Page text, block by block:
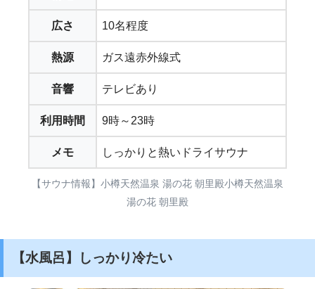
広さ 10名程度
熱源 ガス遠赤外線式
音響 テレビあり
利用時間 9時～23時
メモ しっかりと熱いドライサウナ
【サウナ情報】小樽天然温泉 湯の花 朝里殿小樽天然温泉
湯の花 朝里殿
【水風呂】しっかり冷たい